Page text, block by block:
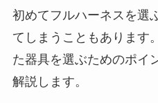
初めてフルハーネスを選
てしまうこともあります
た器具を選ぶためのポイ
解説します。